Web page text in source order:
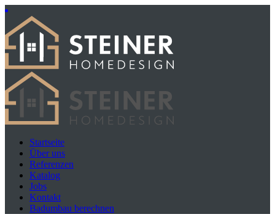
Startseite
Über uns
Referenzen
Katalog
Jobs
Kontakt
Badumbau berechnen